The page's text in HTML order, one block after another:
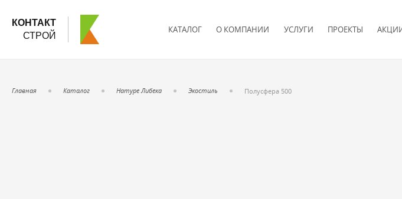
КОНТАКТ
СТРОЙ
КАТАЛОГ О КОМПАНИИ УСЛУГИ ПРОЕКТЫ
Главная Каталог Натуре Либека Экостиль Полусфера 500